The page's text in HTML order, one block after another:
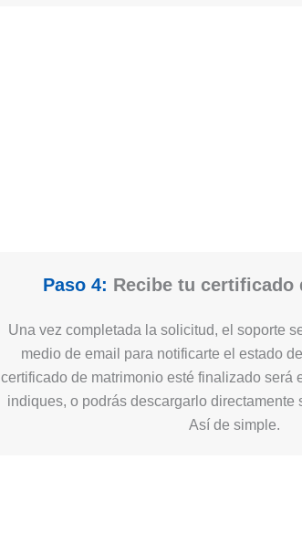
Paso 4: Recibe tu certificado
Una vez completada la solicitud, el soporte
medio de email para notificarte el estado
certificado de matrimonio esté finalizado será
indiques, o podrás descargarlo directamente
Así de simple.